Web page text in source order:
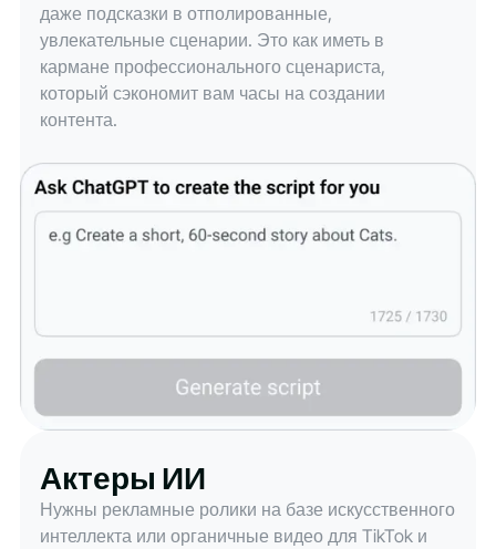
даже подсказки в отполированные,
увлекательные сценарии. Это как иметь в
кармане профессионального сценариста,
который сэкономит вам часы на создании
контента.
Актеры ИИ
Нужны рекламные ролики на базе искусственного
интеллекта или органичные видео для TikTok и